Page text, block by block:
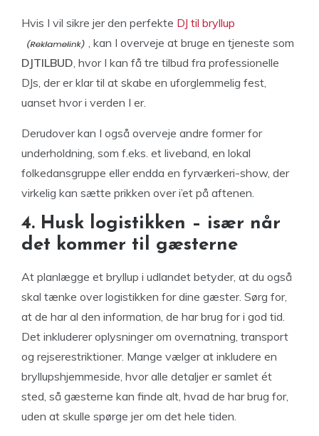
Hvis I vil sikre jer den perfekte DJ til bryllup
, kan I overveje at bruge en tjeneste som
DJTILBUD, hvor I kan få tre tilbud fra professionelle
DJs, der er klar til at skabe en uforglemmelig fest,
uanset hvor i verden I er.
Derudover kan I også overveje andre former for
underholdning, som f.eks. et liveband, en lokal
folkedansgruppe eller endda en fyrværkeri-show, der
virkelig kan sætte prikken over i’et på aftenen.
4. Husk logistikken – især når
det kommer til gæsterne
At planlægge et bryllup i udlandet betyder, at du også
skal tænke over logistikken for dine gæster. Sørg for,
at de har al den information, de har brug for i god tid.
Det inkluderer oplysninger om overnatning, transport
og rejserestriktioner. Mange vælger at inkludere en
bryllupshjemmeside, hvor alle detaljer er samlet ét
sted, så gæsterne kan finde alt, hvad de har brug for,
uden at skulle spørge jer om det hele tiden.